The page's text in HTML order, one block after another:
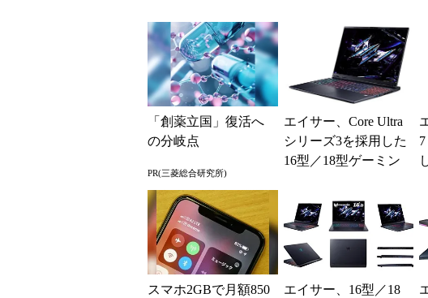
「創薬立国」復活へ
の分岐点
PR(三菱総合研究所)
エイサー、Core Ultra
シリーズ3を採用した
16型／18型ゲーミン
スマホ2GBで月額850
エイサー、16型／18